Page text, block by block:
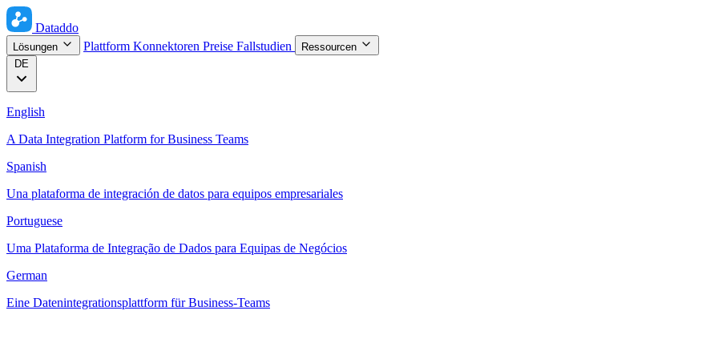
Dataddo
Lösungen Plattform Konnektoren Preise Fallstudien
Ressourcen
DE
English
A Data Integration Platform for Business Teams
Spanish
Una plataforma de integración de datos para equipos empresariales
Portuguese
Uma Plataforma de Integração de Dados para Equipas de Negócios
German
Eine Datenintegrationsplattform für Business-Teams